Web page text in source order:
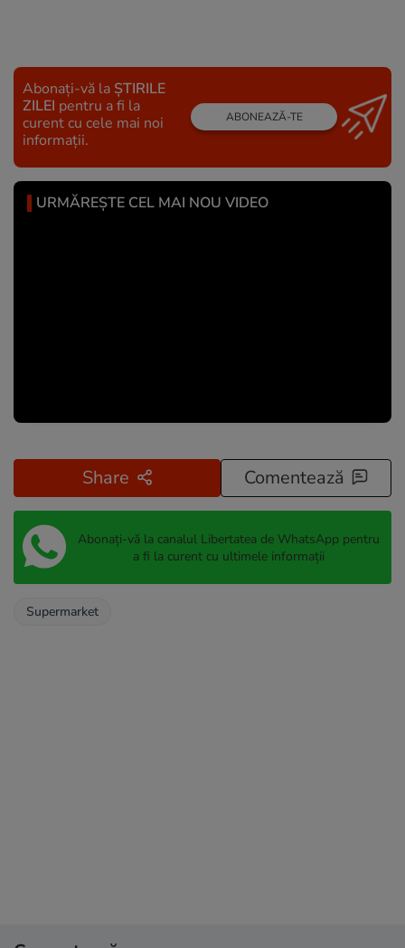
Abonați-vă la ȘTIRILE
ZILEI pentru a fi la
curent cu cele mai noi
informații.
ABONEAZĂ-TE
URMĂREȘTE CEL MAI NOU VIDEO
Share Comentează
Abonați-vă la canalul Libertatea de WhatsApp pentru
a fi la curent cu ultimele informații
Supermarket